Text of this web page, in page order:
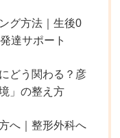
グ方法｜生後0
達サポート
どう関わる？彦
」の整え方
へ｜整形外科へ